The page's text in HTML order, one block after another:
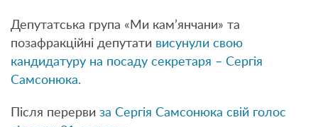
Депутатська група «Ми кам’янчани» та
позафракційні депутати висунули свою
кандидатуру на посаду секретаря – Сергія
Самсонюка.
Після перерви за Сергія Самсонюка свій голос